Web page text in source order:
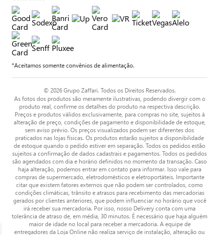
*Aceitamos somente convênios de alimentação.
© 2026 Grupo Zaffari. Todos os Direitos Reservados.
As fotos dos produtos são meramente ilustrativas, podendo divergir com o
produto real, confirme os detalhes do produto na respectiva descrição.
Preços e produtos válidos exclusivamente, para compras no site, sujeitos à
alteração de preço, condições de pagamento e disponibilidade de estoque,
sem aviso prévio. Os preços visualizados podem ser diferentes dos
praticados nas lojas físicas. Os produtos estarão sujeitos a disponibilidade
de estoque quando o pedido estiver em separação. Todos os pedidos estão
sujeitos a confirmação de dados cadastrais e pagamentos. Todos os pedidos
são agendados com dia e horário definidos no momento da transação. Caso
haja alteração, podemos entrar em contato para informar. Isso vale para
compras de supermercado, eletrodomésticos e eletroportáteis. Importante
citar que existem fatores externos que não podem ser controlados, como
condições climáticas, trânsito e atrasos para recebimento das mercadorias
gerados por clientes anteriores, que podem influenciar no horário que você
irá receber sua mercadoria. Por isso, nosso Delivery conta com uma
tolerância de atraso de, em média, 30 minutos. É necessário que haja alguém
maior de idade no local para receber a mercadoria. A equipe de
entregadores da Loja Online não realiza serviço de instalação, alteração ou